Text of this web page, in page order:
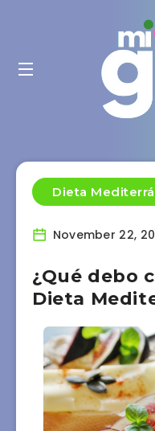
Dieta
November 22,
¿Qué debo
Dieta